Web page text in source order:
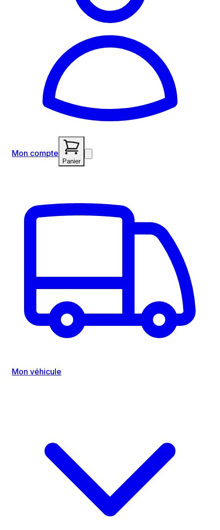
Mon compte
Panier
Mon véhicule